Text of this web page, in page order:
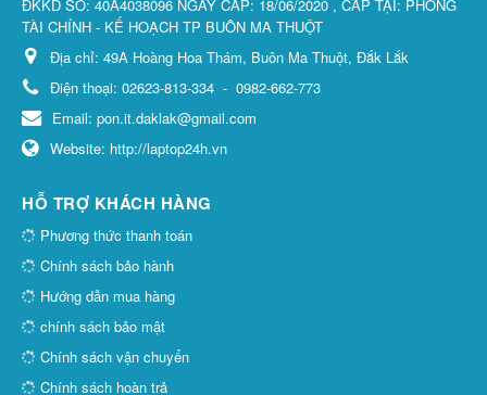
ĐKKD SỐ: 40A4038096 NGÀY CẤP: 18/06/2020 , CẤP TẠI: PHÒNG
TÀI CHÍNH - KẾ HOẠCH TP BUÔN MA THUỘT
Địa chỉ: 49A Hoàng Hoa Thám, Buôn Ma Thuột, Đắk Lắk
Điện thoại: 02623-813-334 - 0982-662-773
Email: pon.it.daklak@gmail.com
Website: http://laptop24h.vn
HỖ TRỢ KHÁCH HÀNG
Phương thức thanh toán
Chính sách bảo hành
Hướng dẫn mua hàng
chính sách bảo mật
Chính sách vận chuyển
Chính sách hoàn trả